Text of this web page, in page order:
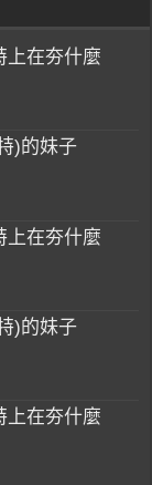
上在夯什麼
)的妹子
上在夯什麼
)的妹子
上在夯什麼